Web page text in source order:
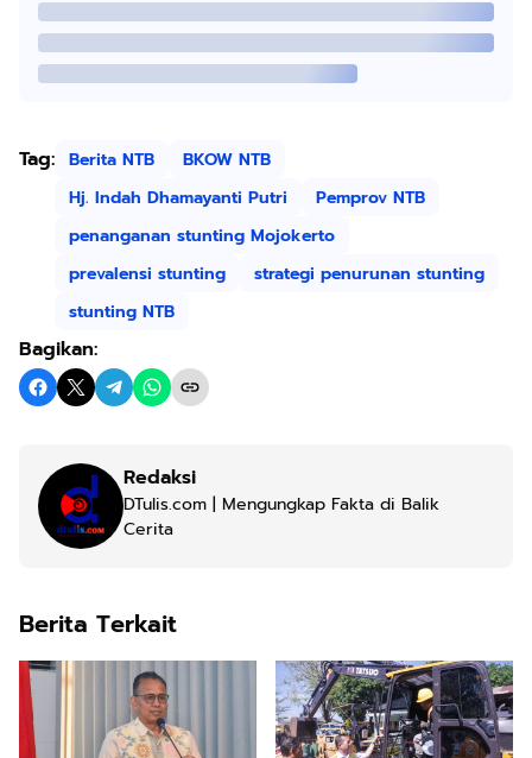
Tag: Berita NTB
BKOW NTB
Hj. Indah Dhamayanti Putri
Pemprov NTB
penanganan stunting Mojokerto
prevalensi stunting
strategi penurunan stunting
stunting NTB
Bagikan:
Redaksi
DTulis.com | Mengungkap Fakta di Balik
Cerita
Berita Terkait